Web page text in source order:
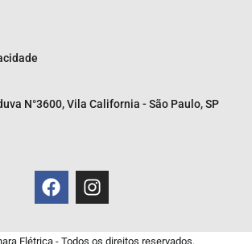
N°3600, Vila California - São Paulo, SP
Elétrica - Todos os direitos reservados.